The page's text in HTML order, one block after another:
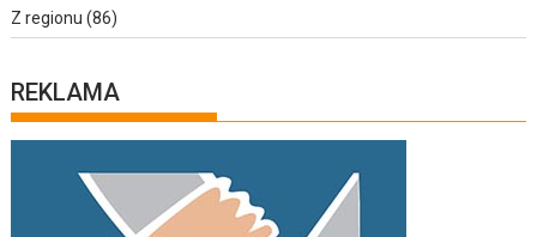
Z regionu (86)
REKLAMA